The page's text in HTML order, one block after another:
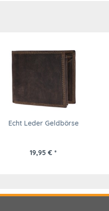
Echt Leder Geldbörse
19,95 € *